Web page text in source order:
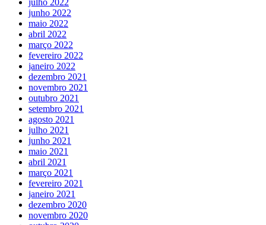
julho 2022
junho 2022
maio 2022
abril 2022
março 2022
fevereiro 2022
janeiro 2022
dezembro 2021
novembro 2021
outubro 2021
setembro 2021
agosto 2021
julho 2021
junho 2021
maio 2021
abril 2021
março 2021
fevereiro 2021
janeiro 2021
dezembro 2020
novembro 2020